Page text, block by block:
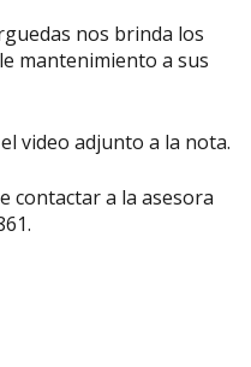
nos brinda los
mantenimiento a sus
video adjunto a la nota.
contactar a la asesora